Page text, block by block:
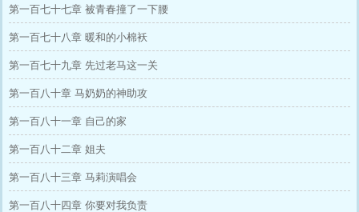
第一百七十七章 被青春撞了一下腰
第一百七十八章 暖和的小棉袄
第一百七十九章 先过老马这一关
第一百八十章 马奶奶的神助攻
第一百八十一章 自己的家
第一百八十二章 姐夫
第一百八十三章 马莉演唱会
第一百八十四章 你要对我负责